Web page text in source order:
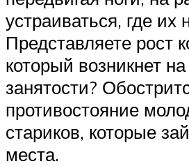
устраиваться, где их
Представляете рост
который возникнет
занятости?
противостояние
стариков, которые
места.